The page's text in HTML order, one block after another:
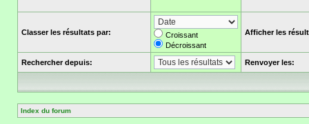
Classer les résultats par:
Croissant
Décroissant
Afficher les
Rechercher depuis: Renvoyer les:
Index du forum